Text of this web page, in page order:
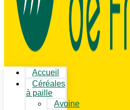
Accueil
Céréales
à paille
Avoine